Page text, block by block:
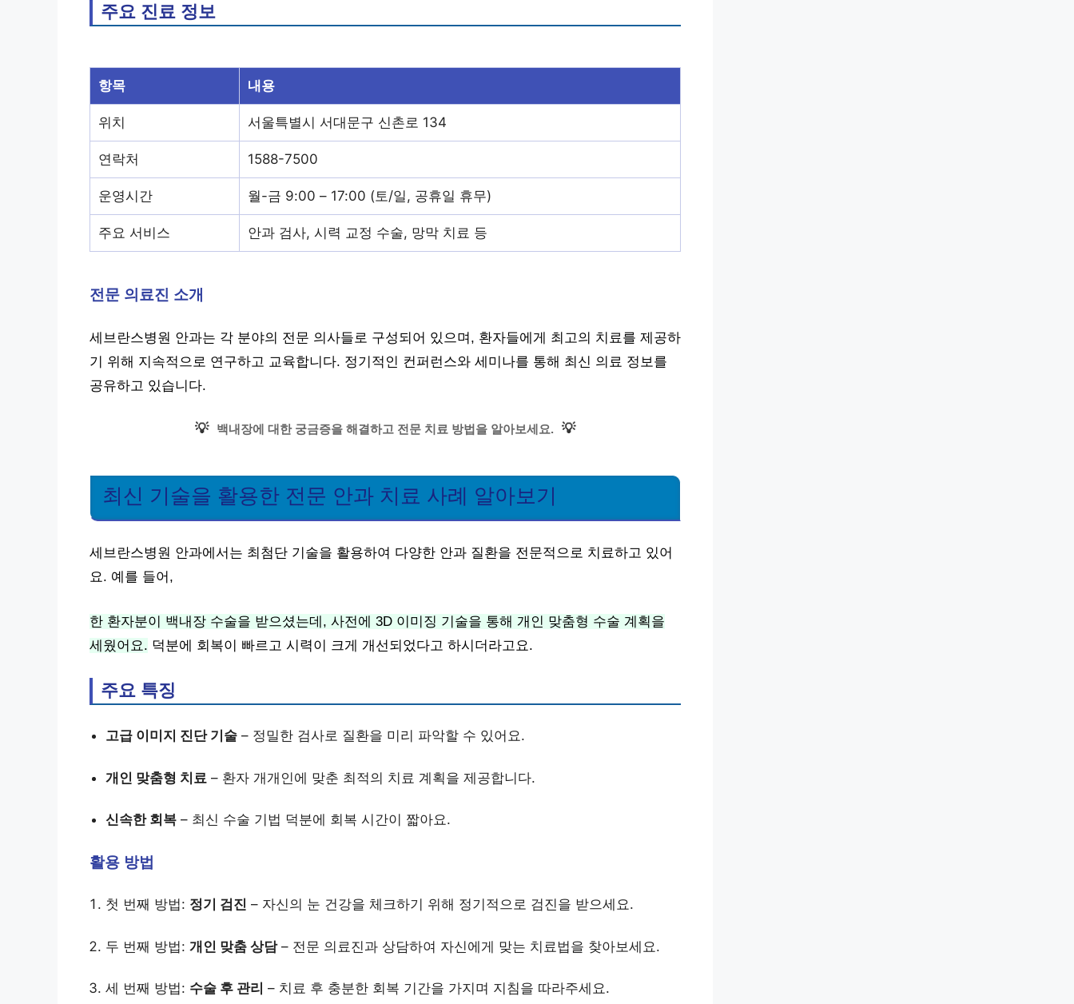
주요 진료 정보
항목 내용
위치 서울특별시 서대문구 신촌로 134
연락처 1588-7500
운영시간 월-금 9:00 – 17:00 (토/일, 공휴일 휴무)
주요 서비스 안과 검사, 시력 교정 수술, 망막 치료 등
전문 의료진 소개
세브란스병원 안과는 각 분야의 전문 의사들로 구성되어 있으며, 환자들에게 최고의 치료를 제공하
기 위해 지속적으로 연구하고 교육합니다. 정기적인 컨퍼런스와 세미나를 통해 최신 의료 정보를
공유하고 있습니다.
💡 백내장에 대한 궁금증을 해결하고 전문 치료 방법을 알아보세요. 💡
최신 기술을 활용한 전문 안과 치료 사례 알아보기
세브란스병원 안과에서는 최첨단 기술을 활용하여 다양한 안과 질환을 전문적으로 치료하고 있어
요. 예를 들어,
한 환자분이 백내장 수술을 받으셨는데, 사전에 3D 이미징 기술을 통해 개인 맞춤형 수술 계획을
세웠어요. 덕분에 회복이 빠르고 시력이 크게 개선되었다고 하시더라고요.
주요 특징
고급 이미지 진단 기술 – 정밀한 검사로 질환을 미리 파악할 수 있어요.
개인 맞춤형 치료 – 환자 개개인에 맞춘 최적의 치료 계획을 제공합니다.
신속한 회복 – 최신 수술 기법 덕분에 회복 시간이 짧아요.
활용 방법
첫 번째 방법: 정기 검진 – 자신의 눈 건강을 체크하기 위해 정기적으로 검진을 받으세요.
두 번째 방법: 개인 맞춤 상담– 전문 의료진과 상담하여 자신에게 맞는 치료법을 찾아보세요.
세 번째 방법: 수술 후 관리 – 치료 후 충분한 회복 기간을 가지며 지침을 따라주세요.